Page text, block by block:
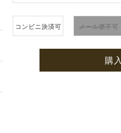
コンビニ決済可 メール便不可
購